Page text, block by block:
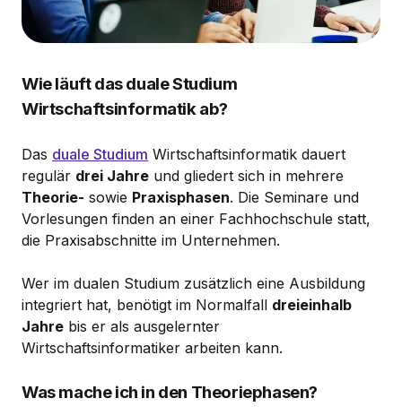
Wie läuft das duale Studium
Wirtschaftsinformatik ab?
Das duale Studium Wirtschaftsinformatik dauert
regulär drei Jahre und gliedert sich in mehrere
Theorie- sowie Praxisphasen. Die Seminare und
Vorlesungen finden an einer Fachhochschule statt,
die Praxisabschnitte im Unternehmen.
Wer im dualen Studium zusätzlich eine Ausbildung
integriert hat, benötigt im Normalfall dreieinhalb
Jahre bis er als ausgelernter
Wirtschaftsinformatiker arbeiten kann.
Was mache ich in den Theoriephasen?